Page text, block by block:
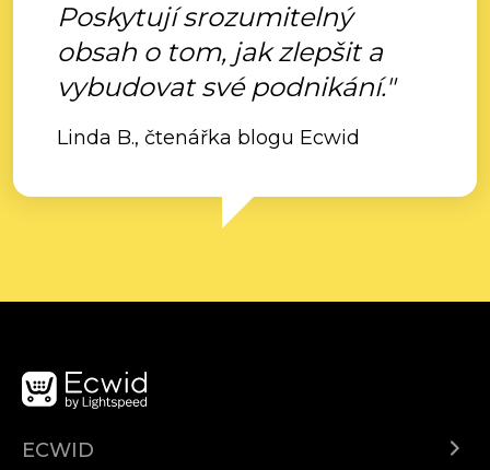
Poskytují srozumitelný
obsah o tom, jak zlepšit a
vybudovat své podnikání."
Linda B., čtenářka blogu Ecwid
ECWID